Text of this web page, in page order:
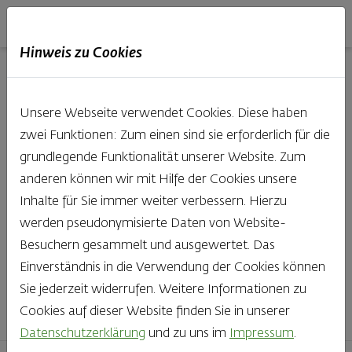
Backstube entdecken
Was gibt es Schöneres, als bei Brot & Gebäck die Qual
der Wahl zu haben? Noch dazu, wenn so großer Wert
auf den kleinen, feinen Unterschied gelegt wird, wie bei
Haubis. Beste Zutaten und Handwerk, das seinen
Namen auch verdient – das schmeckt man einfach!
Finden Sie Ihr Lieblingsprodukt
Hinweis zu Cookies
Unsere Webseite verwendet Cookies. Diese haben
zwei Funktionen: Zum einen sind sie erforderlich für die
grundlegende Funktionalität unserer Website. Zum
anderen können wir mit Hilfe der Cookies unsere
Inhalte für Sie immer weiter verbessern. Hierzu
werden pseudonymisierte Daten von Website-
Besuchern gesammelt und ausgewertet. Das
Einverständnis in die Verwendung der Cookies können
Sie jederzeit widerrufen. Weitere Informationen zu
Cookies auf dieser Website finden Sie in unserer
Datenschutzerklärung und zu uns im Impressum.